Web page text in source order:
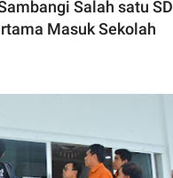
Salah satu SD
Masuk Sekolah